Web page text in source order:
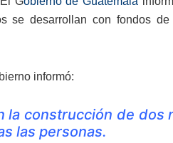
se desarrollan con fondos
informó:
la construcción de
las personas.